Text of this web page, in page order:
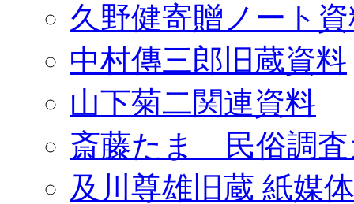
久野健寄贈ノート
中村傳三郎旧蔵資料
山下菊二関連資料
斎藤たま 民俗調査
及川尊雄旧蔵 紙媒